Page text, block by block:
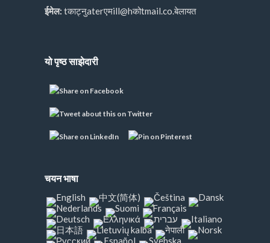
ईमेल: tकाट्नुaterएमill@hकोtmail.co.बेलायत
यो पृष्ठ साझेदारी
चयन भाषा